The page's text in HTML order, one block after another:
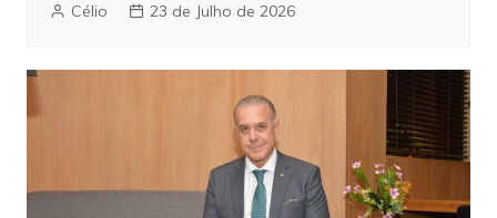
Célio 23 de Julho de 2026